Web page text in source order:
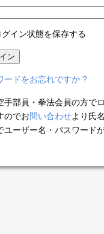
グイン状態を保存する
ン
ードをお忘れですか ?
手部員・拳法会員の方で
のでお問い合わせより氏
ユーザー名・パスワード